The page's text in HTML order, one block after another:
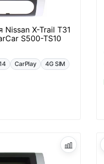
Nissan X-Trail T31
S500-TS10
CarPlay 4G SIM